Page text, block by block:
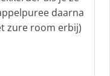
daarna
zure room erbij)